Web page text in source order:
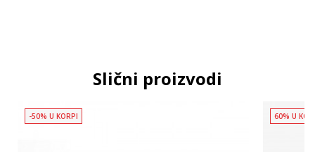
Slični proizvodi
-50% U KORPI 60% U